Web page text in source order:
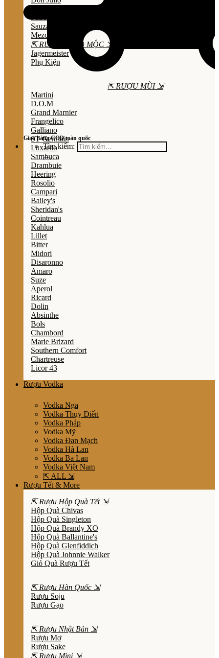
Giao hàng COD toàn quốc
Tìm kiếm:
Sauza
Mezcal
⇱ RƯỢU THẢO MỘC ⇲
Jagermeister
Phụ Kiện
⇱ RƯỢU MÙI ⇲
Martini
D.O.M
Grand Marnier
Frangelico
Galliano
ST Germain
Luxardo
Sambuca
Drambuie
Heering
Rosolio
Campari
Bailey's
Sheridan's
Cointreau
Kahlua
Lillet
Bitter
Midori
Disaronno
Amaro
Suze
Aperol
Ricard
Dolin
Absinthe
Bols
Chambord
Marie Brizard
Southern Comfort
Chartreuse
Licor 43
Rượu Vodka
Vodka Nga
Vodka Thụy Điển
Vodka Pháp
Vodka Mỹ
Vodka Đan Mạch
Vodka Hà Lan
Vodka Ba Lan
Vodka Việt Nam
⇱ ALL ⇲
Rượu Tết & More
⇱ Rượu Hộp Quà Tết ⇲
Hộp Quà Chivas
Hộp Quà Singleton
Hộp Quà Brandy XO
Hộp Quà Ballantine's
Hộp Quà Glenfiddich
Hộp Quà Johnnie Walker
Giỏ Quà Rượu Tết
⇱ Rượu Hàn Quốc ⇲
Rượu Soju
Rượu Gạo
⇱ Rượu Nhật Bản ⇲
Rượu Mơ
Rượu Sake
⇱ Rượu Mini ⇲